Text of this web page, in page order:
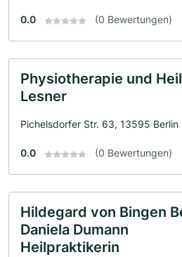
0.0 (0 Bewertungen)
Physiotherapie und
Lesner
Pichelsdorfer Str. 63, 13595 Berlin
0.0 (0 Bewertungen)
Hildegard von Bingen
Daniela Dumann
Heilpraktikerin